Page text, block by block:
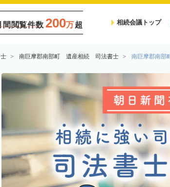
間閲覧件数 200万超 相続会議トップ
南巨摩郡南部町 遺産相続 司法書士 南巨摩郡南